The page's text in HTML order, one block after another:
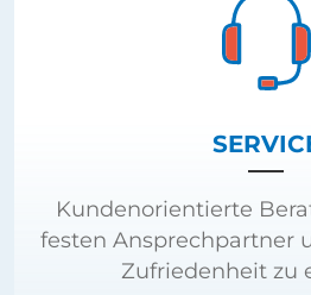
Kundenorientierte
festen Ansprechpartner
Zufriedenheit zu